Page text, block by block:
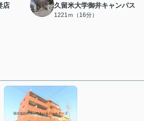
店 久留米大学御井キャンパス
1221ｍ（16分）